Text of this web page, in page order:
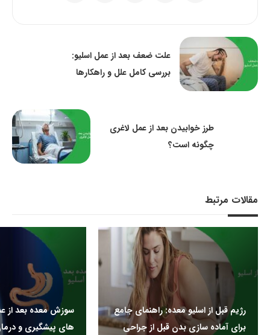
علت ضعف بعد از عمل اسلیو:
بررسی کامل علل و راهکارها
طرز خوابیدن بعد از عمل لاغری
چگونه است؟
مقالات مرتبط
رژیم قبل از اسلیو معده: راهنمای جامع
برای آماده سازی بدن قبل از جراحی
سوزش معده بعد از
های پیشگیری و